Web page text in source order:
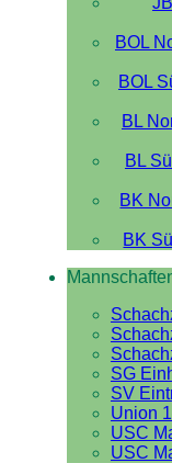
BOL
BOL
BL
BL
BK
BK
SG
SV
Union
USC
USC